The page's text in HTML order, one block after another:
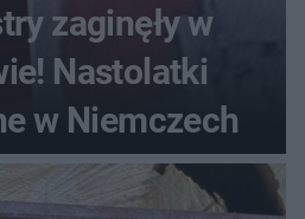
zaginęły w
Nastolatki
w Niemczech